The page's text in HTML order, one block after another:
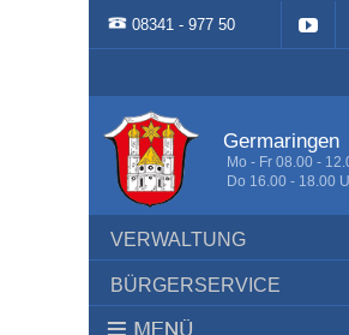
08341 - 977 50
Germaringen
Mo - Fr 08.00 -
Do 16.00 - 18.00
VERWALTUNG
BÜRGERSERVICE